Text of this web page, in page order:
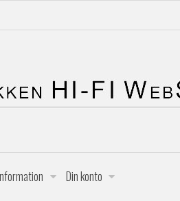
Din konto